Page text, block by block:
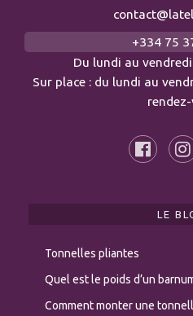
+334 75
Du lundi au
Sur place : du lundi au
LE
Tonnelles pliantes
Quel est le poids d’un
Comment monter une